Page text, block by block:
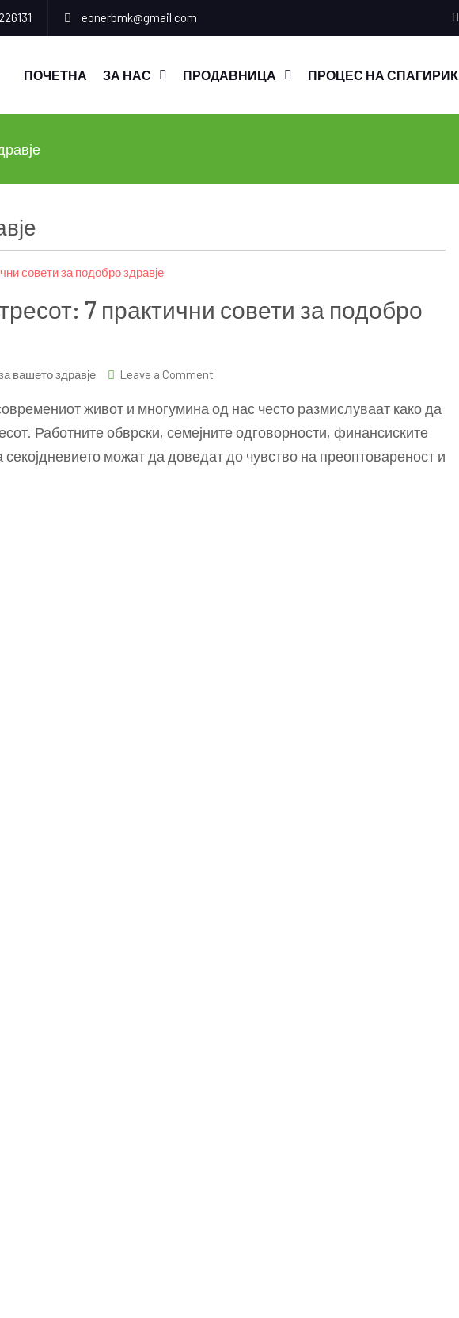
eonerbmk@gmail.com
ПОЧЕТНА ЗА НАС ПРОДАВНИЦА ПРОЦЕС НА СПАГИРИК
7 практични совети за подобро
вашето здравје Leave a Comment
на
стресот:
7
живот и многумина од нас често размислуваат како да
Работните обврски, семејните одговорности, финансиските
можат да доведат до чувство на преоптовареност и